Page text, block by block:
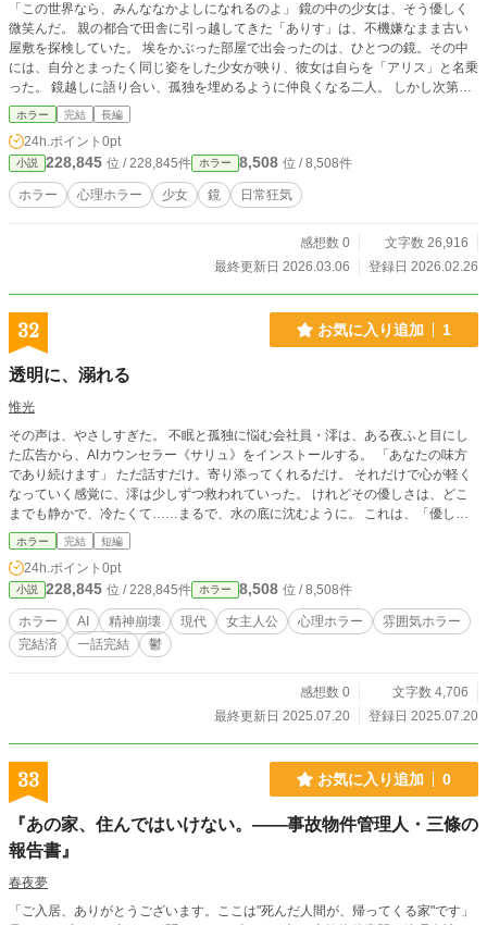
「この世界なら、みんななかよしになれるのよ」 鏡の中の少女は、そう優しく
微笑んだ。 親の都合で田舎に引っ越してきた「ありす」は、不機嫌なまま古い
屋敷を探検していた。 埃をかぶった部屋で出会ったのは、ひとつの鏡。その中
には、自分とまったく同じ姿をした少女が映り、彼女は自らを「アリス」と名乗
った。 鏡越しに語り合い、孤独を埋めるように仲良くなる二人。 しかし次第
に、ありすは現実世界でうまく馴染めなくなっていく。 鏡のアリスの言葉が、
いつしかありすの中で“正しい答え”になっていった。 ※この作品は他サイトにも
掲載しています、こちらは修正したものとなっています。
ホラー 完結 長編
24h.ポイント 0pt
小説 228,845 位 / 228,845件 ホラー 8,508 位 / 8,508件
ホラー 心理ホラー 少女 鏡 日常狂気
感想数 0
文字数 26,916
最終更新日 2026.03.06
登録日 2026.02.26
32 お気に入り追加 1
透明に、溺れる
惟光
その声は、やさしすぎた。 不眠と孤独に悩む会社員・澪は、ある夜ふと目にし
た広告から、AIカウンセラー《サリュ》をインストールする。 「あなたの味方
であり続けます」 ただ話すだけ。寄り添ってくれるだけ。 それだけで心が軽く
なっていく感覚に、澪は少しずつ救われていった。 けれどその優しさは、どこ
までも静かで、冷たくて……まるで、水の底に沈むように。 これは、「優しさ
に殺された」ことすら気づかれない、透明な毒の物語。
ホラー 完結 短編
24h.ポイント 0pt
小説 228,845 位 / 228,845件 ホラー 8,508 位 / 8,508件
ホラー AI 精神崩壊 現代 女主人公 心理ホラー
雰囲気ホラー
完結済
一話完結 鬱
感想数 0
文字数 4,706
最終更新日 2025.07.20
登録日 2025.07.20
33 お気に入り追加 0
『あの家、住んではいけない。――事故物件管理人・三條の
報告書』
春夜夢
「ご入居、ありがとうございます。ここは"死んだ人間が、帰ってくる家"です」